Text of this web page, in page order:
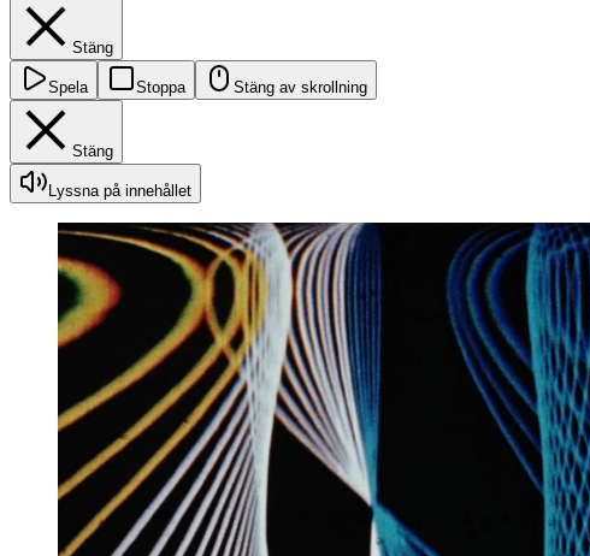
Stäng
Spela Stoppa Stäng av skrollning
Stäng
Lyssna på innehållet